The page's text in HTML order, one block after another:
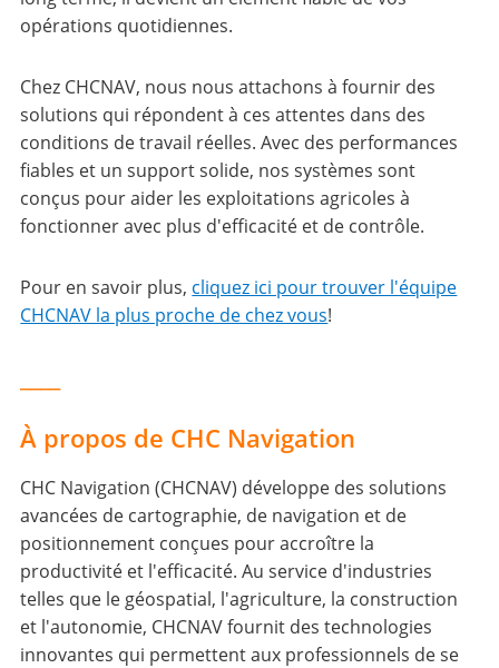
opérations quotidiennes.
Chez CHCNAV, nous nous attachons à fournir des
solutions qui répondent à ces attentes dans des
conditions de travail réelles. Avec des performances
fiables et un support solide, nos systèmes sont
conçus pour aider les exploitations agricoles à
fonctionner avec plus d'efficacité et de contrôle.
Pour en savoir plus, cliquez ici pour trouver l'équipe
CHCNAV la plus proche de chez vous!
À propos de CHC Navigation
CHC Navigation (CHCNAV) développe des solutions
avancées de cartographie, de navigation et de
positionnement conçues pour accroître la
productivité et l'efficacité. Au service d'industries
telles que le géospatial, l'agriculture, la construction
et l'autonomie, CHCNAV fournit des technologies
innovantes qui permettent aux professionnels de se